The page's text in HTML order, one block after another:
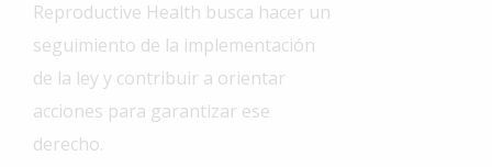
Interés
General
Ciudad
Reproductive Health busca hacer un
seguimiento de la implementación
de la ley y contribuir a orientar
acciones para garantizar ese
derecho.